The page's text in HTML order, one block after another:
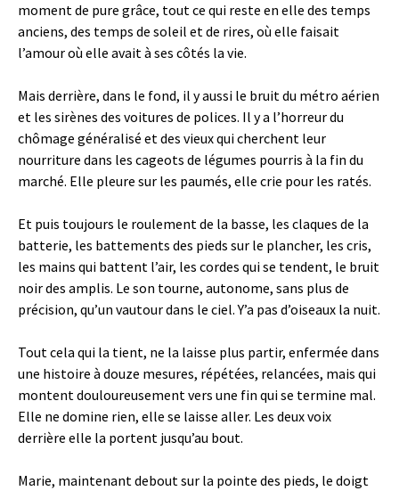
moment de pure grâce, tout ce qui reste en elle des temps
anciens, des temps de soleil et de rires, où elle faisait
l’amour où elle avait à ses côtés la vie.
Mais derrière, dans le fond, il y aussi le bruit du métro aérien
et les sirènes des voitures de polices. Il y a l’horreur du
chômage généralisé et des vieux qui cherchent leur
nourriture dans les cageots de légumes pourris à la fin du
marché. Elle pleure sur les paumés, elle crie pour les ratés.
Et puis toujours le roulement de la basse, les claques de la
batterie, les battements des pieds sur le plancher, les cris,
les mains qui battent l’air, les cordes qui se tendent, le bruit
noir des amplis. Le son tourne, autonome, sans plus de
précision, qu’un vautour dans le ciel. Y’a pas d’oiseaux la nuit.
Tout cela qui la tient, ne la laisse plus partir, enfermée dans
une histoire à douze mesures, répétées, relancées, mais qui
montent douloureusement vers une fin qui se termine mal.
Elle ne domine rien, elle se laisse aller. Les deux voix
derrière elle la portent jusqu’au bout.
Marie, maintenant debout sur la pointe des pieds, le doigt